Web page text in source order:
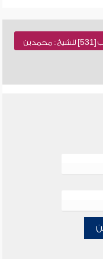
نسخة نصية للطباعة , فتاوى نور على الدرب [531] للشيخ : محمد بن